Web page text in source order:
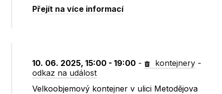
Přejít na více informací
10. 06. 2025, 15:00 - 19:00 - kontejnery -
odkaz na událost
Velkoobjemový kontejner v ulici Metodějova